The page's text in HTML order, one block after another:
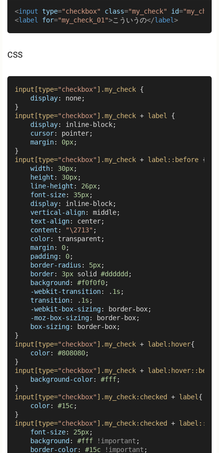
<input type="checkbox" class="my_check" id=
<label for="my_check_01">こういうの</label>
CSS
input [type="checkbox" ] .my_check {
display: none;
input [type="checkbox" ] .my_check + label
{
display: inline-block;
cursor: pointer;
margin: 0px;
input [type="checkbox" ] .my_check + label ::before {
width: 30px;
height : 30px;
line-height : 26px;
font-size: 35px;
display: inline-block;
vertical-align: middle;
text-align: center;
content : "\2713" ;
color: transparent;
margin: 0;
padding: 0;
border-radius : 5px;
border: 3px solid #dddddd ;
background : #f0f0f0;
-webkit-transition: . 1s ;
transition: . 1s ;
-webkit-box-sizing: border-box;
-moz-box-sizing: border-box;
box-sizing: border-box;
input [type="checkbox" ] .my_check + label :hover{
color: #808080;
input [type="checkbox" ] .my_check + label :hover
background-color: #fff;
input [type="checkbox" ] .my_check:checked + label {
color: #15c;
input [type="checkbox" ] .my_check:checked + label
font-size: 25px;
background : #fff !important ;
border-color: #15c !important ;